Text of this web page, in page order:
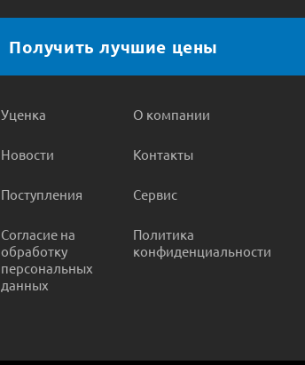
Получить лучшие цены
Уценка
Новости
Поступления
Согласие на
обработку
персональных
данных
О компании
Контакты
Сервис
Политика
конфиденциальности